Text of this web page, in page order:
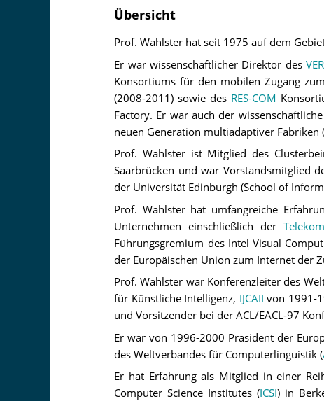
Übersicht
Prof. Wahlster hat seit 1975 auf dem
Er war wissenschaftlicher Direktor des
Konsortiums für den mobilen Zugang
(2008-2011) sowie des RES-COM
Factory. Er war auch der
neuen Generation multiadaptiver
Prof. Wahlster ist Mitglied des
Saarbrücken und war Vorstandsmitglied
der Universität Edinburgh (School of
Prof. Wahlster hat umfangreiche
Unternehmen einschließlich der
Führungsgremium des Intel Visual
der Europäischen Union zum Internet der
Prof. Wahlster war Konferenzleiter des
für Künstliche Intelligenz, IJCAII von 1991-
und Vorsitzender bei der ACL/EACL-97
Er war von 1996-2000 Präsident der
des Weltverbandes für Computerlinguistik (
Er hat Erfahrung als Mitglied in einer
Computer Science Institutes (ICSI) in